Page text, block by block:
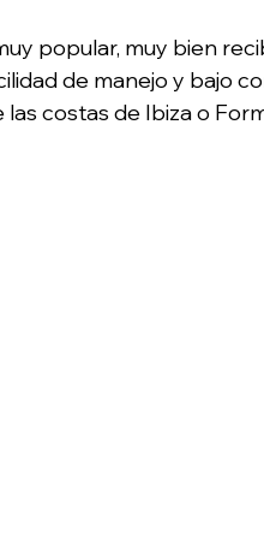
popular, muy bien
de manejo y bajo
costas de Ibiza o